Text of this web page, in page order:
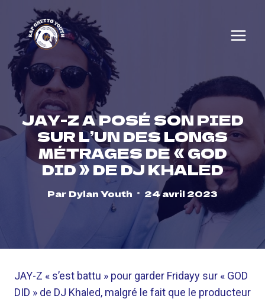
content
JAY-Z A POSÉ SON PIED
SUR L’UN DES LONGS
MÉTRAGES DE « GOD
DID » DE DJ KHALED
Par Dylan Youth 24 avril 2023
JAY-Z « s’est battu » pour garder Fridayy sur « GOD
DID » de DJ Khaled, malgré le fait que le producteur